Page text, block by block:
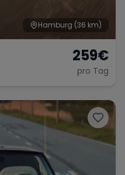
Hamburg (36 km)
259€
pro Tag